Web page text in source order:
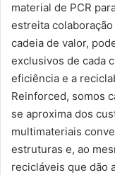
material de PCR
estreita
cadeia de valor,
exclusivos de cada
eficiência e a
Reinforced, somos
se aproxima dos
multimateriais
estruturas e, ao
recicláveis que dão